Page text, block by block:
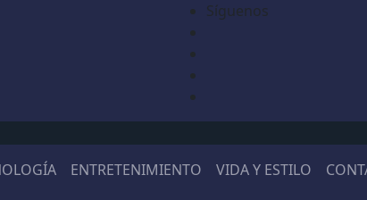
Síguenos
ENTRETENIMIENTO VIDA Y ESTILO